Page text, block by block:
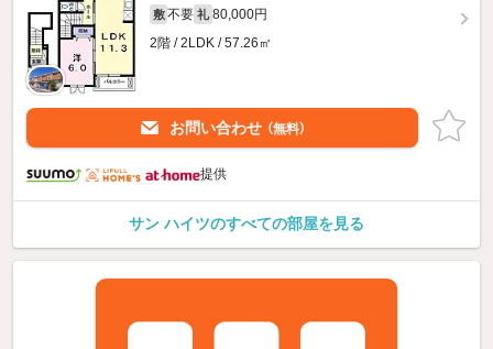
敷 不要 礼 80,000円
2階 / 2LDK / 57.26㎡
お問い合わせ （無料）
提供
サン ハイツのすべての部屋を見る